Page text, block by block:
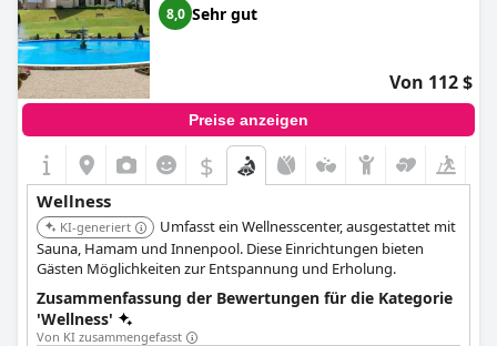
8,0 Sehr gut
Von 112 $
Preise anzeigen
$
Wellness
KI-generiert
Umfasst ein Wellnesscenter, ausgestattet mit
Sauna, Hamam und Innenpool. Diese Einrichtungen bieten
Gästen Möglichkeiten zur Entspannung und Erholung.
Zusammenfassung der Bewertungen für die Kategorie
'Wellness'
Von KI zusammengefasst